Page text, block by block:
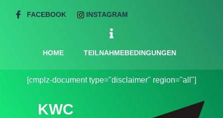
FACEBOOK INSTAGRAM
HOME TEILNAHMEBEDINGUNGEN
[cmplz-document type="disclaimer" region="all"]
KWC